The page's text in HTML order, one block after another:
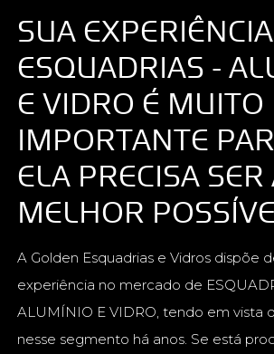
SUA
ESQUADRIAS -
E VIDRO É MUITO
IMPORTANTE
ELA PRECISA
MELHOR
A Golden Esquadrias e Vidros dispõe
experiência no mercado de
ALUMÍNIO E VIDRO, tendo em vista
nesse segmento há anos. Se está